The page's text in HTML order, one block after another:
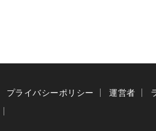
プライバシーポリシー 運営者